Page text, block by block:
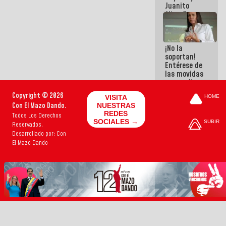
Juanito
Alimaña son
harina del
mismo
costal
¡No la
soportan!
Entérese de
las movidas
que realizan
cómplices
sacudírsela
Copyright © 2026
Con El Mazo Dando.
Todos Los Derechos
Reservados.
Desarrollado por: Con
El Mazo Dando
VISITA
NUESTRAS
REDES
SOCIALES →
HOME
SUBIR